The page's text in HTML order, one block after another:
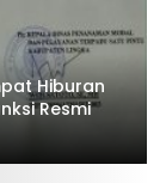
Hiburan
Resmi